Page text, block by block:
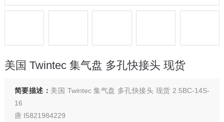
美国 Twintec 集气盘 多孔快接头 现货
简要描述： 美国 Twintec 集气盘 多孔快接头 现货 2.5BC-14S-
16
唐 I5821984229